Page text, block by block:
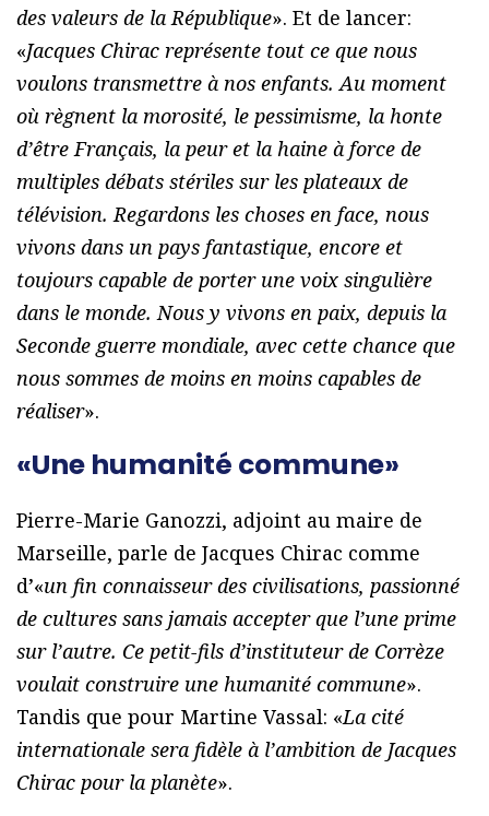
des valeurs de la République». Et de lancer:
«Jacques Chirac représente tout ce que nous
voulons transmettre à nos enfants. Au moment
où règnent la morosité, le pessimisme, la honte
d’être Français, la peur et la haine à force de
multiples débats stériles sur les plateaux de
télévision. Regardons les choses en face, nous
vivons dans un pays fantastique, encore et
toujours capable de porter une voix singulière
dans le monde. Nous y vivons en paix, depuis la
Seconde guerre mondiale, avec cette chance que
nous sommes de moins en moins capables de
réaliser».
«Une humanité commune»
Pierre-Marie Ganozzi, adjoint au maire de
Marseille, parle de Jacques Chirac comme
d’«un fin connaisseur des civilisations, passionné
de cultures sans jamais accepter que l’une prime
sur l’autre. Ce petit-fils d’instituteur de Corrèze
voulait construire une humanité commune».
Tandis que pour Martine Vassal: «La cité
internationale sera fidèle à l’ambition de Jacques
Chirac pour la planète».